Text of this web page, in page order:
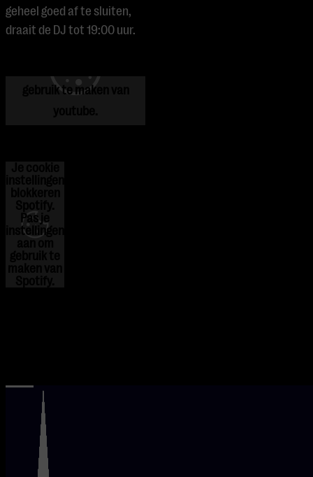
geheel goed af te sluiten,
draait de DJ tot 19:00 uur.
Je cookie instellingen
gebruik te maken van
Pas
instellingen